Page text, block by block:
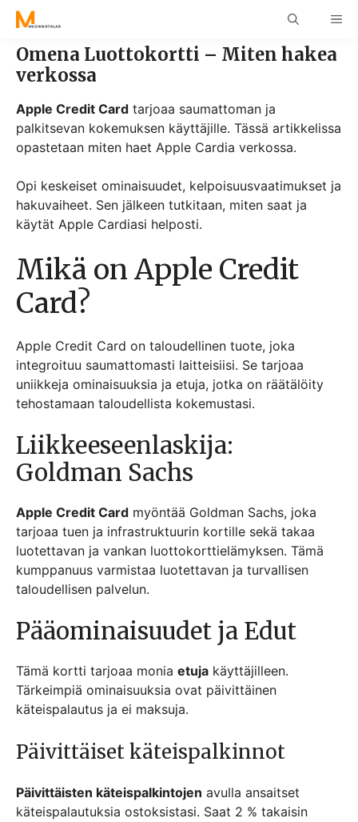
Skip
content
Omena Luottokortti – Miten hakea
verkossa
Apple Credit Card tarjoaa saumattoman ja
palkitsevan kokemuksen käyttäjille. Tässä artikkelissa
opastetaan miten haet Apple Cardia verkossa.
Opi keskeiset ominaisuudet, kelpoisuusvaatimukset ja
hakuvaiheet. Sen jälkeen tutkitaan, miten saat ja
käytät Apple Cardiasi helposti.
Mikä on Apple Credit
Card?
Apple Credit Card on taloudellinen tuote, joka
integroituu saumattomasti laitteisiisi. Se tarjoaa
uniikkeja ominaisuuksia ja etuja, jotka on räätälöity
tehostamaan taloudellista kokemustasi.
Liikkeeseenlaskija:
Goldman Sachs
Apple Credit Card myöntää Goldman Sachs, joka
tarjoaa tuen ja infrastruktuurin kortille sekä takaa
luotettavan ja vankan luottokorttielämyksen. Tämä
kumppanuus varmistaa luotettavan ja turvallisen
taloudellisen palvelun.
Pääominaisuudet ja Edut
Tämä kortti tarjoaa monia etuja käyttäjilleen.
Tärkeimpiä ominaisuuksia ovat päivittäinen
käteispalautus ja ei maksuja.
Päivittäiset käteispalkinnot
Päivittäisten käteispalkintojen avulla ansaitset
käteispalautuksia ostoksistasi. Saat 2 % takaisin